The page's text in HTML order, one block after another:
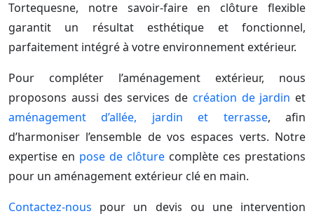
Tortequesne, notre savoir-faire en clôture flexible
garantit un résultat esthétique et fonctionnel,
parfaitement intégré à votre environnement extérieur.
Pour compléter l’aménagement extérieur, nous
proposons aussi des services de création de jardin et
aménagement d’allée, jardin et terrasse, afin
d’harmoniser l’ensemble de vos espaces verts. Notre
expertise en pose de clôture complète ces prestations
pour un aménagement extérieur clé en main.
Contactez-nous pour un devis ou une intervention